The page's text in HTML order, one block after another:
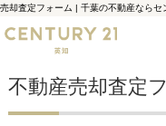
売却査定フォーム | 千葉の不動産ならセ
不動産売却査定